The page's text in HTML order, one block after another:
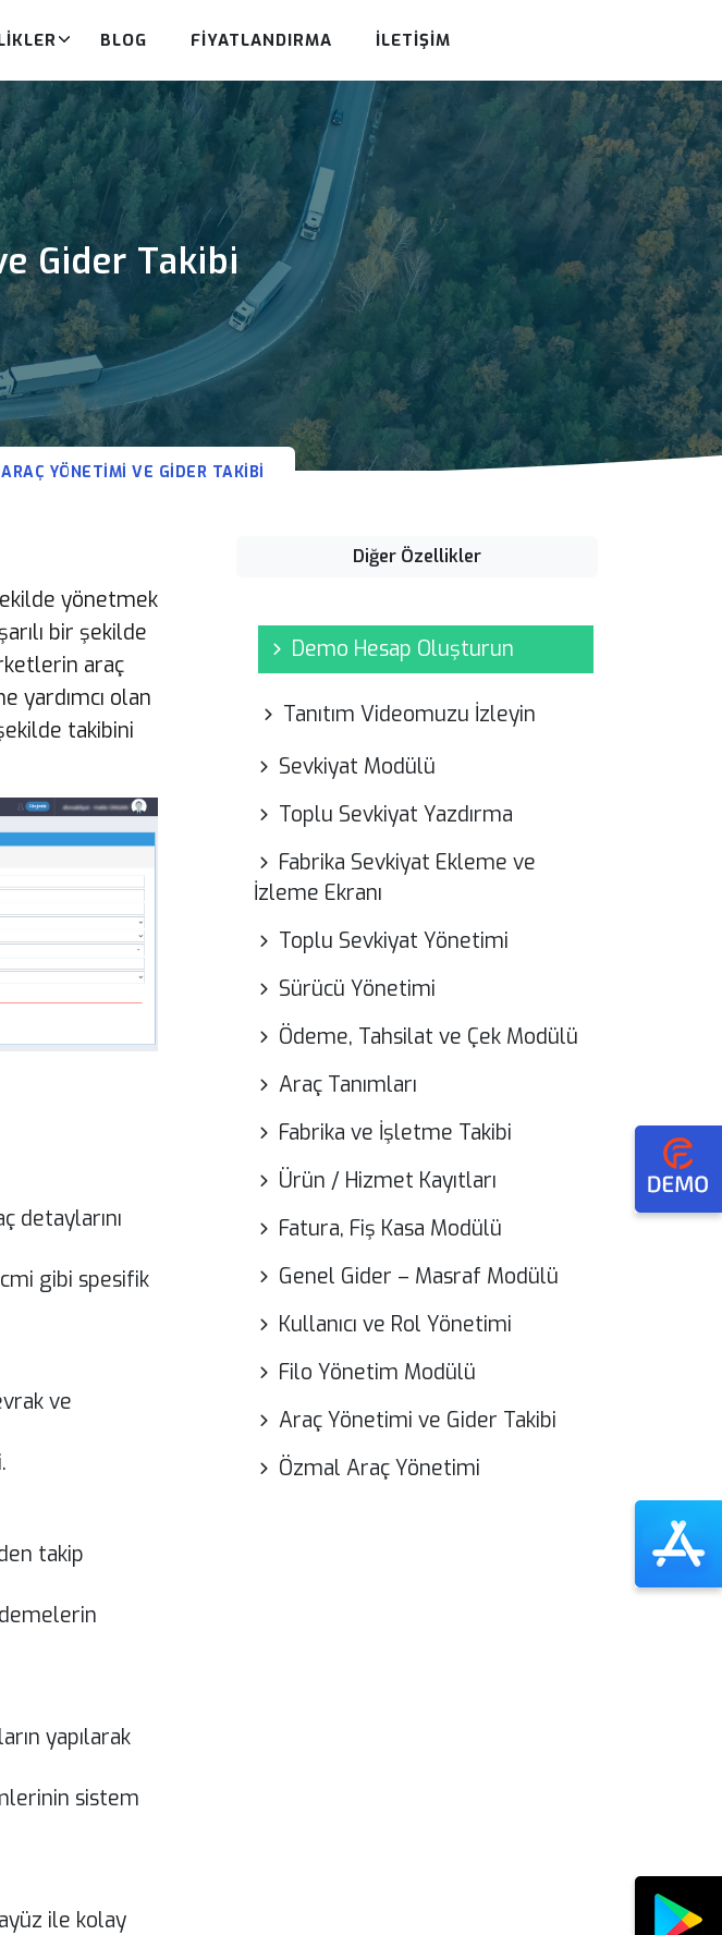
BLOG FIYATLANDIRMA İLETIŞIM
Gider Takibi
ARAÇ YÖNETIMI VE GIDER TAKIBI
yönetmek
bir şekilde
araç
yardımcı olan
takibini
detaylarını
gibi spesifik
ve
takip
yapılarak
sistem
ile kolay
Diğer Özellikler
Demo Hesap Oluşturun
Tanıtım Videomuzu İzleyin
Sevkiyat Modülü
Toplu Sevkiyat Yazdırma
Fabrika Sevkiyat Ekleme ve
İzleme Ekranı
Toplu Sevkiyat Yönetimi
Sürücü Yönetimi
Ödeme, Tahsilat ve Çek Modülü
Araç Tanımları
Fabrika ve İşletme Takibi
Ürün / Hizmet Kayıtları
Fatura, Fiş Kasa Modülü
Genel Gider – Masraf Modülü
Kullanıcı ve Rol Yönetimi
Filo Yönetim Modülü
Araç Yönetimi ve Gider Takibi
Özmal Araç Yönetimi